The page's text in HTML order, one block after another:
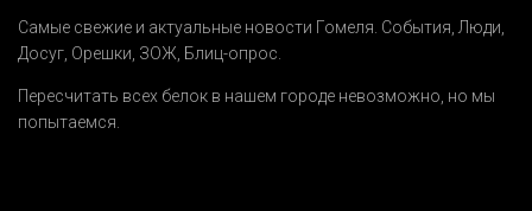
Самые свежие и актуальные новости Гомеля. События Люди
Досуг Орешки ЗОЖ Блиц-опрос
Пересчитать всех белок в нашем городе невозможно, но мы
попытаемся.